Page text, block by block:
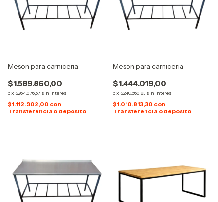
Meson para carniceria
$1.589.860,00
6x $264.976,67 sin interés
$1.112.902,00 con
Transferencia o depósito
Meson para carniceria
$1.444.019,00
6x $240.669,83 sin interés
$1.010.813,30 con
Transferencia o depósito